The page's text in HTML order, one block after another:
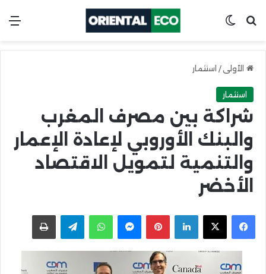
ابحث عنSwitch skin
الأولى / استثمار
استثمار
شراكة بين مصرف المغرب
والبنك الأوروبي لإعادة الإعمار
والتنمية لتمويل الاقتصاد
الأخضر
Facebook
X
LinkedIn
Pinterest
Messenger
WhatsApp
Telegramاطبعها